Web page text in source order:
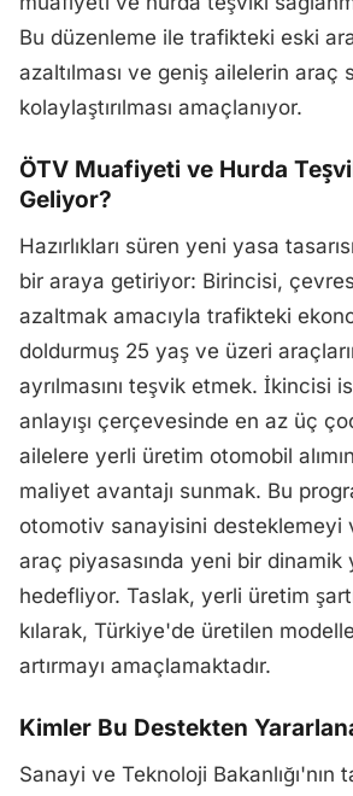
Bu düzenleme ile trafikteki eski
azaltılması ve geniş ailelerin araç
kolaylaştırılması amaçlanıyor.
ÖTV Muafiyeti ve Hurda
Geliyor?
Hazırlıkları süren yeni yasa
bir araya getiriyor: Birincisi,
azaltmak amacıyla trafikteki
doldurmuş 25 yaş ve üzeri
ayrılmasını teşvik etmek. İkincisi
anlayışı çerçevesinde en az üç
ailelere yerli üretim otomobil
maliyet avantajı sunmak. Bu
otomotiv sanayisini desteklemeyi
araç piyasasında yeni bir dinamik
hedefliyor. Taslak, yerli üretim
kılarak, Türkiye'de üretilen
artırmayı amaçlamaktadır.
Kimler Bu Destekten
Sanayi ve Teknoloji Bakanlığı'nın